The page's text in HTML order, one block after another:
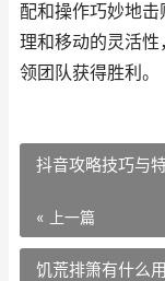
配和操作巧妙地
理和移动的灵活
领团队获得胜利。
抖音攻略技巧与
« 上一篇
饥荒排箫有什么用